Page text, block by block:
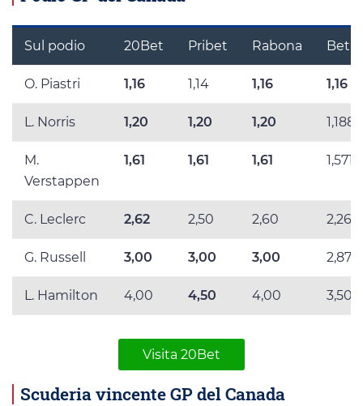
Sul podio 20Bet Pribet Rabona
O. Piastri 1,16 1,14 1,16 1,16
L. Norris 1,20 1,20 1,20 1,188
M.
Verstappen
1,61 1,61 1,61 1,571
C. Leclerc 2,62 2,50 2,60 2,265
G. Russell 3,00 3,00 3,00 2,875
L. Hamilton 4,00 4,50 4,00 3,50
Visita 20Bet
Scuderia vincente GP del Canada